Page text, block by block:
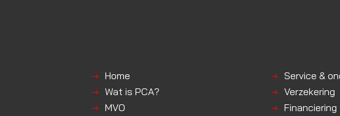
Service &
Verzekering
Financiering
Home
Wat is PCA?
MVO